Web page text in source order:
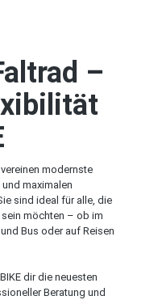
–
modernste
maximalen
sind ideal für alle, die
möchten – ob im
Bus oder auf Reisen
dir die neuesten
Beratung und